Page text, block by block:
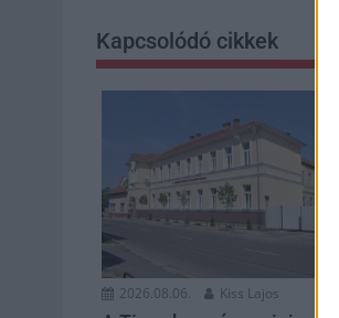
Kapcsolódó cikkek
2026.08.06. Kiss Lajos